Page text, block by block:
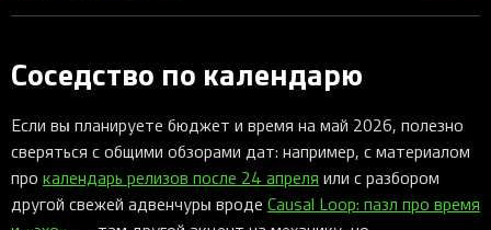
Соседство по календарю
Если вы планируете бюджет и время на май 2026, полезно
сверяться с общими обзорами дат: например, с материалом
про календарь релизов после 24 апреля или с разбором
другой свежей адвенчуры вроде Causal Loop: пазл про время